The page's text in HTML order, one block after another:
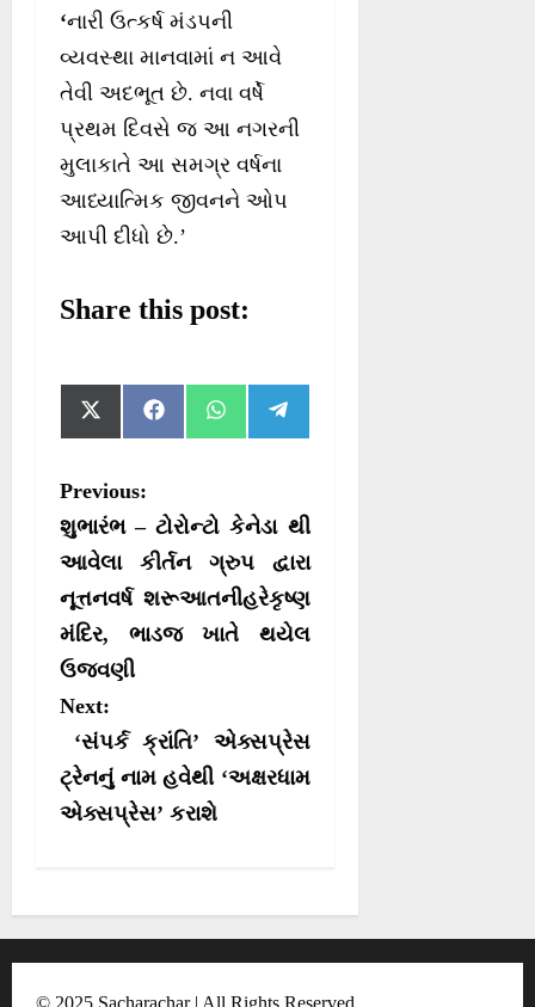
‘નારી ઉત્કર્ષ મંડપની
વ્યવસ્થા માનવામાં ન આવે
તેવી અદભૂત છે. નવા વર્ષે
પ્રથમ દિવસે જ આ નગરની
મુલાકાતે આ સમગ્ર વર્ષના
આધ્યાત્મિક જીવનને ઓપ
આપી દીધો છે.’
Share this post:
e
o
n
i
t
t
e
)
o
n
o
o
k
o
n
A
p
p
o
n
r
a
m
P
o
s
t
n
a
v
i
g
i
o
Previous:
શુભારંભ – ટોરોન્ટો કેનેડા થી
આવેલા કીર્તન ગ્રુપ દ્વારા
નૂત્તનવર્ષ શરૂઆતનીહરેકૃષ્ણ
મંદિર, ભાડજ ખાતે થયેલ
ઉજવણી
Next:
‘સંપર્ક ક્રાંતિ’ એક્સપ્રેસ
ટ્રેનનું નામ હવેથી ‘અક્ષરધામ
એક્સપ્રેસ’ કરાશે
© 2025 Sacharachar | All Rights Reserved.